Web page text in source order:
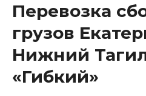
Перевозка
грузов
Нижний
«Гибкий»